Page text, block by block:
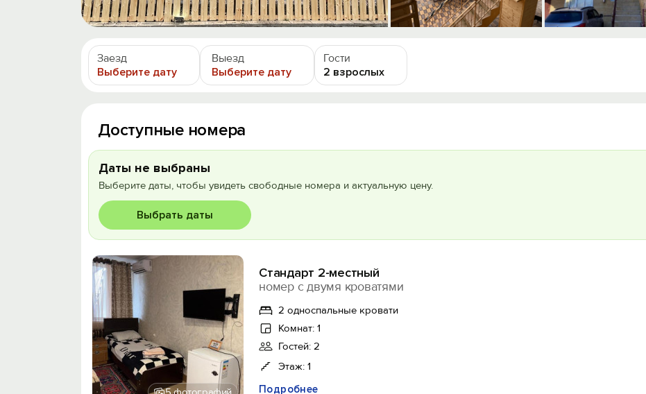
Заезд
Выберите дату
Выезд
Выберите дату
Гости
2 взрослых
Доступные номера
Даты не выбраны
Выберите даты, чтобы увидеть свободные номера и актуальную цену.
Выбрать даты
Стандарт 2-местный
номер с двумя кроватями
2 односпальные кровати
Комнат: 1
Гостей: 2
Этаж: 1
Подробнее